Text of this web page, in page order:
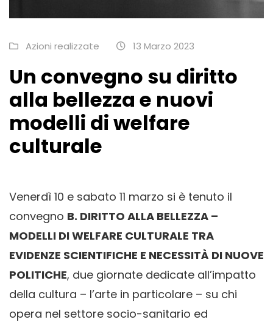
Azioni realizzate 13 Marzo 2023
Un convegno su diritto
alla bellezza e nuovi
modelli di welfare
culturale
Venerdì 10 e sabato 11 marzo si è tenuto il
convegno B. DIRITTO ALLA BELLEZZA –
MODELLI DI WELFARE CULTURALE TRA
EVIDENZE SCIENTIFICHE E NECESSITÀ DI NUOVE
POLITICHE, due giornate dedicate all’impatto
della cultura – l’arte in particolare – su chi
opera nel settore socio-sanitario ed